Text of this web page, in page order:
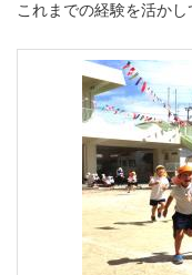
これまでの経験を活かし